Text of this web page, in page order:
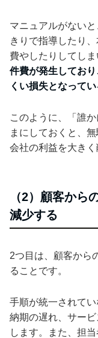
マニュアルがない
きりで指導したり
費やしたりしてし
件費が発生してお
くい損失となってい
このように、「誰
まにしておくと、
会社の利益を大きく
（2）顧客から
減少する
2つ目は、顧客から
ることです。
手順が統一されてい
納期の遅れ、サー
します。また、担